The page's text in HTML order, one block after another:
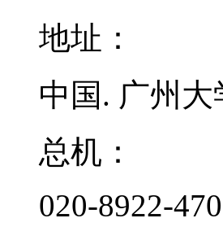
地址：
中国. 广州大
总机：
020-8922-